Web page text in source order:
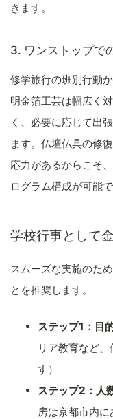
きます。
3. ワンストップで
修学旅行の班別行動
明金箔工芸は幅広く
く、必要に応じて出
ます。仏壇仏具の修
応力があるからこそ
ログラム構成が可能で
学校行事として
スムーズな実施のた
とを推奨します。
ステップ1：目
リア教育など
す）
ステップ2：人
房は京都市内